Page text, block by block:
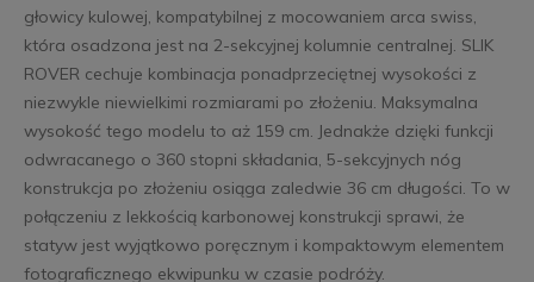
głowicy kulowej, kompatybilnej z mocowaniem arca swiss,
która osadzona jest na 2-sekcyjnej kolumnie centralnej. SLIK
ROVER cechuje kombinacja ponadprzeciętnej wysokości z
niezwykle niewielkimi rozmiarami po złożeniu. Maksymalna
wysokość tego modelu to aż 159 cm. Jednakże dzięki funkcji
odwracanego o 360 stopni składania, 5-sekcyjnych nóg
konstrukcja po złożeniu osiąga zaledwie 36 cm długości. To w
połączeniu z lekkością karbonowej konstrukcji sprawi, że
statyw jest wyjątkowo poręcznym i kompaktowym elementem
fotograficznego ekwipunku w czasie podróży.